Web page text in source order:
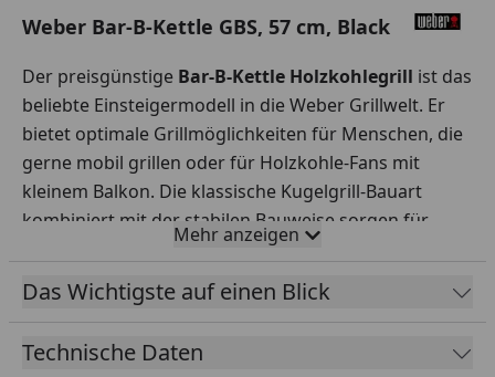
Weber Bar-B-Kettle GBS, 57 cm, Black
Der preisgünstige Bar-B-Kettle Holzkohlegrill ist das
beliebte Einsteigermodell in die Weber Grillwelt. Er
bietet optimale Grillmöglichkeiten für Menschen, die
gerne mobil grillen oder für Holzkohle-Fans mit
kleinem Balkon. Die klassische Kugelgrill-Bauart
kombiniert mit der stabilen Bauweise sorgen für
langen ungetrübten Grillgenuss. Natürlich alles in der
berühmten Weber Qualität - ganz wie bei den
Großen.
Mehr anzeigen
Das Wichtigste auf einen Blick
Technische Daten